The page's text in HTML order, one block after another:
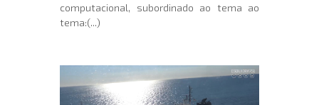
computacional, subordinado ao tema ao
tema:(...)